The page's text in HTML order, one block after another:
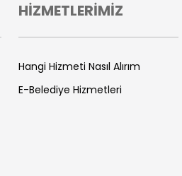
HİZMETLERİMİZ
Hangi Hizmeti Nasıl Alırım
E-Belediye Hizmetleri